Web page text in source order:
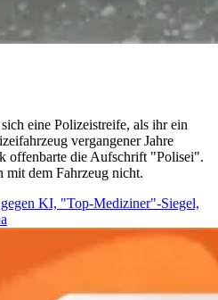
eine Polizeistreife, als ihr ein
vergangener Jahre
offenbarte die Aufschrift "Polisei".
mit dem Fahrzeug nicht.
KI, "Top-Mediziner"-Siegel,